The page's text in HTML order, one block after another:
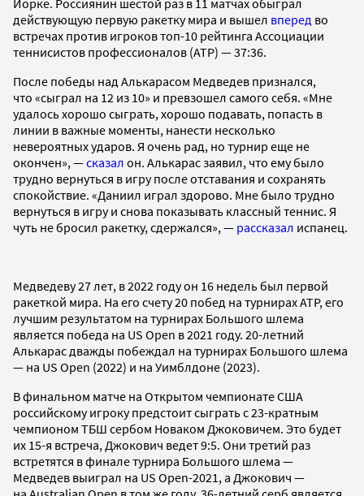
действующую первую ракетку мира и вышел вперед во
встречах против игроков топ-10 рейтинга Ассоциации
теннисистов профессионалов (ATP) — 37:36.
После победы над Алькарасом Медведев признался,
что «сыграл на 12 из 10» и превзошел самого себя. «Мне
удалось хорошо сыграть, хорошо подавать, попасть в
линии в важные моменты, нанести несколько
невероятных ударов. Я очень рад, но турнир еще не
окончен», —сказал он. Алькарас заявил, что ему было
трудно вернуться в игру после отставания и сохранять
спокойствие. «Даниил играл здорово. Мне было трудно
вернуться в игру и снова показывать классный теннис. Я
чуть не бросил ракетку, сдержался», — рассказал испанец.
Медведеву 27 лет, в 2022 году он 16 недель был первой
ракеткой мира. На его счету 20 побед на турнирах ATP, его
лучшим результатом на турнирах Большого шлема
является победа на US Open в 2021 году. 20-летний
Алькарас дважды побеждал на турнирах Большого шлема
— на US Open (2022) и на Уимблдоне (2023).
В финальном матче на Открытом чемпионате США
российскому игроку предстоит сыграть с 23-кратным
чемпионом ТБШ сербом Новаком Джоковичем. Это будет
их 15-я встреча, Джокович ведет 9:5. Они третий раз
встретятся в финале турнира Большого шлема —
Медведев выиграл на US Open-2021, а Джокович —